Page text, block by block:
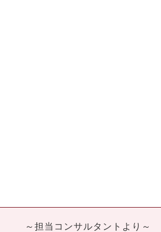
～担当コンサルタントより～